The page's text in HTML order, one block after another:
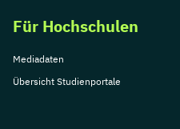
Für Hochschulen
Mediadaten
Übersicht Studienportale